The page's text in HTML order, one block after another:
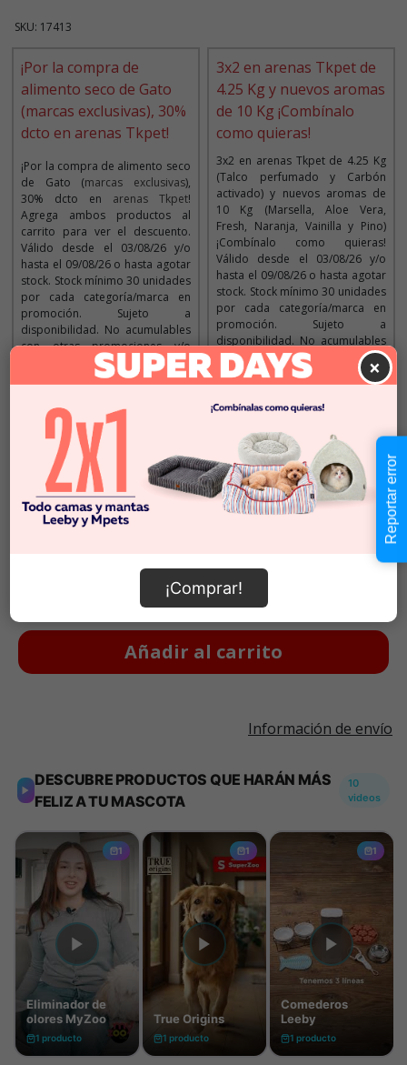
SKU: 17413
¡Por la compra de
alimento seco de Gato
(marcas exclusivas), 30%
dcto en arenas Tkpet!
¡Por la compra de alimento seco
de Gato (marcas exclusivas),
30% dcto en arenas Tkpet!
Agrega ambos productos al
carrito para ver el descuento.
Válido desde el 03/08/26 y/o
hasta el 09/08/26 o hasta agotar
stock. Stock mínimo 30 unidades
por cada categoría/marca en
promoción. Sujeto a
disponibilidad. No acumulables
con otras promociones y/o
descuentos. Máximo 5
promociones por cliente. Aplica
Imágenes referenciales.
3x2 en arenas Tkpet de
4.25 Kg y nuevos aromas
de 10 Kg ¡Combínalo
como quieras!
3x2 en arenas Tkpet de 4.25 Kg
(Talco perfumado y Carbón
activado) y nuevos aromas de
10 Kg (Marsella, Aloe Vera,
Fresh, Naranja, Vainilla y Pino)
¡Combínalo como quieras!
Válido desde el 03/08/26 y/o
hasta el 09/08/26 o hasta agotar
stock. Stock mínimo 30 unidades
por cada categoría/marca en
promoción. Sujeto a
disponibilidad. No acumulables
con otras promociones y/o
descuentos. Máximo 5
promociones por cliente. Aplica
solo para la web y tiendas.
Descripción
Cantidad:
Añadir al carrito
Información de envío
×
¡Comprar!
Reportar error